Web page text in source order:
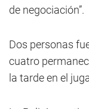
de negociación”.
Dos personas
cuatro
la tarde en el